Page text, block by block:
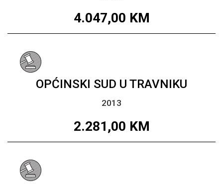
4.047,00 KM
OPĆINSKI SUD U TRAVNIKU
2013
2.281,00 KM